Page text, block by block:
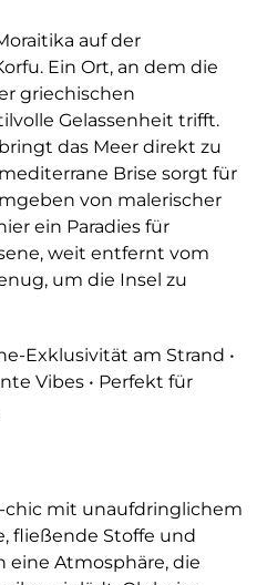
auf der
Ein Ort, an dem die
griechischen
Gelassenheit trifft.
das Meer direkt zu
Brise sorgt für
von malerischer
ein Paradies für
weit entfernt vom
um die Insel zu
Exklusivität am Strand •
Vibes • Perfekt für
chic mit unaufdringlichem
fließende Stoffe und
eine Atmosphäre, die